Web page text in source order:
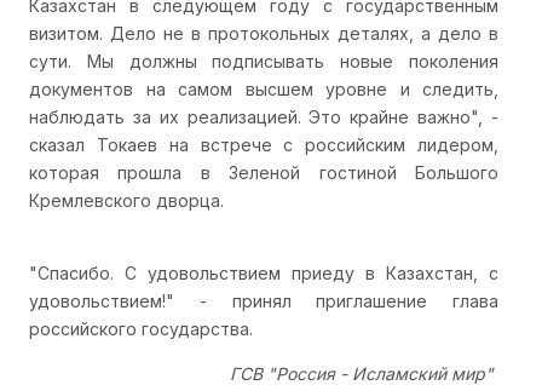
Казахстан в следующем году с государственным
визитом. Дело не в протокольных деталях, а дело в
сути. Мы должны подписывать новые поколения
документов на самом высшем уровне и следить,
наблюдать за их реализацией. Это крайне важно", -
сказал Токаев на встрече с российским лидером,
которая прошла в Зеленой гостиной Большого
Кремлевского дворца.
"Спасибо. С удовольствием приеду в Казахстан, с
удовольствием!" - принял приглашение глава
российского государства.
ГСВ "Россия - Исламский мир"